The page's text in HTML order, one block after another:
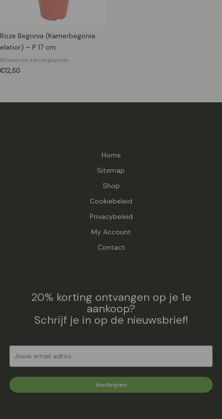
Roze Begonia (Kamerbegonia
elatior) – P 17 cm
Bloeiende kamerplanten
€12,50
Home
Sitemap
Shop
Cookiebeleid
Privacybeleid
My Account
Contact
20% korting ontvangen op je 1e
aankoop?
Schrijf je in op de nieuwsbrief!
Inschrijven